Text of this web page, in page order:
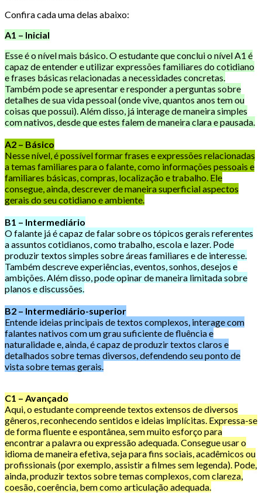
Confira cada uma delas abaixo:
A1 – Inicial
Esse é o nível mais básico. O estudante que conclui o nível A1 é
capaz de entender e utilizar expressões familiares do cotidiano
e frases básicas relacionadas a necessidades concretas.
Também pode se apresentar e responder a perguntas sobre
detalhes de sua vida pessoal (onde vive, quantos anos tem ou
coisas que possui). Além disso, já interage de maneira simples
com nativos, desde que estes falem de maneira clara e pausada.
A2 – Básico
Nesse nível, é possível formar frases e expressões relacionadas
a temas familiares para o falante, como informações pessoais e
familiares básicas, compras, localização e trabalho. Ele
consegue, ainda, descrever de maneira superficial aspectos
gerais do seu cotidiano e ambiente.
B1 – Intermediário
O falante já é capaz de falar sobre os tópicos gerais referentes
a assuntos cotidianos, como trabalho, escola e lazer. Pode
produzir textos simples sobre áreas familiares e de interesse.
Também descreve experiências, eventos, sonhos, desejos e
ambições. Além disso, pode opinar de maneira limitada sobre
planos e discussões.
B2 – Intermediário-superior
Entende ideias principais de textos complexos, interage com
falantes nativos com um grau suficiente de fluência e
naturalidade e, ainda, é capaz de produzir textos claros e
detalhados sobre temas diversos, defendendo seu ponto de
vista sobre temas gerais.
C1 – Avançado
Aqui, o estudante compreende textos extensos de diversos
gêneros, reconhecendo sentidos e ideias implícitas. Expressa-se
de forma fluente e espontânea, sem muito esforço para
encontrar a palavra ou expressão adequada. Consegue usar o
idioma de maneira efetiva, seja para fins sociais, acadêmicos ou
profissionais (por exemplo, assistir a filmes sem legenda). Pode,
ainda, produzir textos sobre temas complexos, com clareza,
coesão, coerência, bem como articulação adequada.